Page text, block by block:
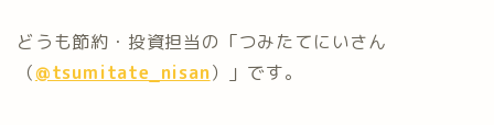
どうも節約・投資担当の「つみたてにいさん
（@tsumitate_nisan）」です。